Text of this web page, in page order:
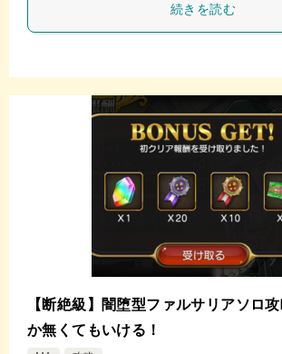
続きを読む
【断絶級】闇堕型ファルサリアソロ
か無くてもいける！